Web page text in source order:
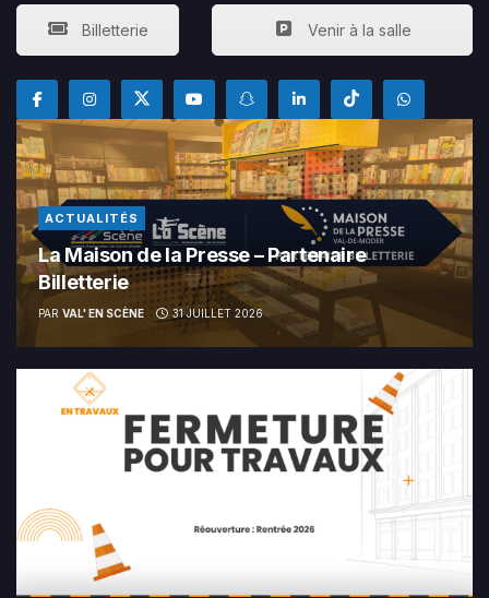
Billetterie Venir à la salle
ACTUALITÉS
La Maison de la Presse – Partenaire
Billetterie
PAR VAL' EN SCÈNE 31 JUILLET 2026